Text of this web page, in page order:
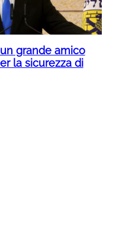
grande amico
la sicurezza di